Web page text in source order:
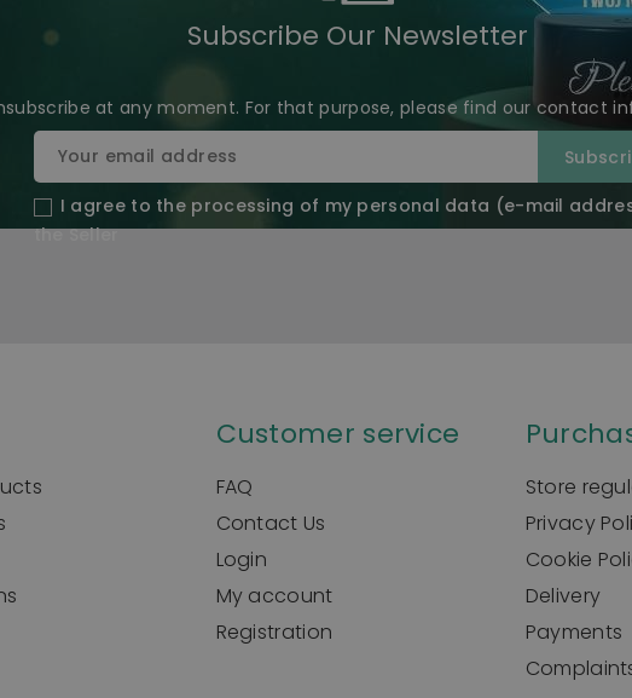
Subscribe Our Newsletter
at any moment. For that purpose, please find our contact
I agree to the processing of my personal data (e-mail
the Seller
Customer service
FAQ
Contact Us
Login
My account
Registration
Store
Privacy
Cookie
Delivery
Payments